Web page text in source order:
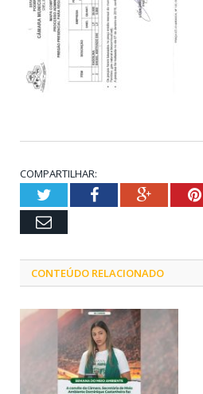
COMPARTILHAR:
TwitterFacebookGoogle+
Email
CONTEÚDO RELACIONADO